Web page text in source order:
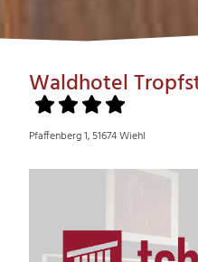
Waldhotel
Pfaffenberg 1, 51674 Wiehl